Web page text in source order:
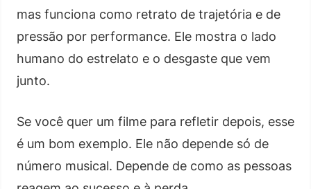
mas funciona como retrato de trajetória e de
pressão por performance. Ele mostra o lado
humano do estrelato e o desgaste que vem
junto.
Se você quer um filme para refletir depois, esse
é um bom exemplo. Ele não depende só de
número musical. Depende de como as pessoas